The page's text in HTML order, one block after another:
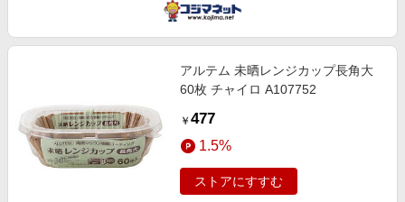
アルテム 未晒レンジカップ長角大
60枚 チャイロ A107752
￥ 477
1.5%
ストアにすすむ